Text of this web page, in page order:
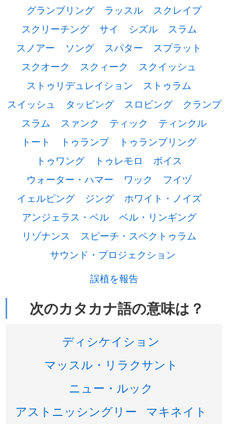
グランブリング
ラッスル
スクレイプ
スクリーチング
サイ シズル
スラム
スノアー
ソング スパター
スプラット
スクオーク
スクィーク
スクイッシュ
ストゥリデュレイション
ストゥラム
スイッシュ
タッピング スロビング
クランプ
スラム
スァンク ティック
ティンクル
トート
トゥランプ
トゥランプリング
トゥワング
トゥレモロ
ボイス
ウォーター・ハマー
ワック
フイヅ
イェルピング
ジング
ホワイト・ノイズ
アンジェラス・ベル
ベル・リンギング
リゾナンス
スピーチ・スペクトゥラム
サウンド・プロジェクション
誤植を報告
次のカタカナ語の意味は？
ディシケイション
マッスル・リラクサント
ニュー・ルック
アストニッシングリー
マキネイト